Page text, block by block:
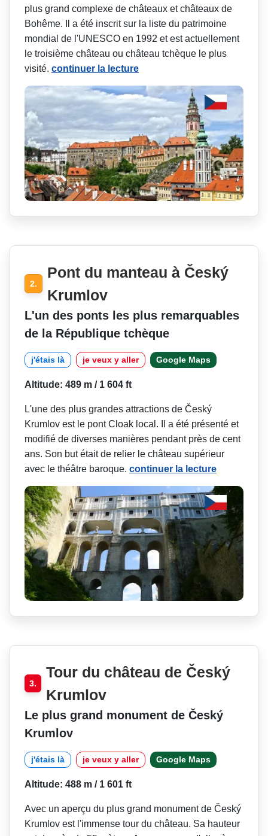
plus grand complexe de châteaux et châteaux de
Bohême. Il a été inscrit sur la liste du patrimoine
mondial de l'UNESCO en 1992 et est actuellement
le troisième château ou château tchèque le plus
visité. continuer la lecture
2.
Pont du manteau à Český
Krumlov
L'un des ponts les plus remarquables
de la République tchèque
j'étais là je veux y aller Google Maps
Altitude: 489 m / 1 604 ft
L'une des plus grandes attractions de Český
Krumlov est le pont Cloak local. Il a été présenté et
modifié de diverses manières pendant près de cent
ans. Son but était de relier le château supérieur
avec le théâtre baroque. continuer la lecture
3.
Tour du château de Český
Krumlov
Le plus grand monument de Český
Krumlov
j'étais là je veux y aller Google Maps
Altitude: 488 m / 1 601 ft
Avec un aperçu du plus grand monument de Český
Krumlov est l'immense tour du château. Sa hauteur